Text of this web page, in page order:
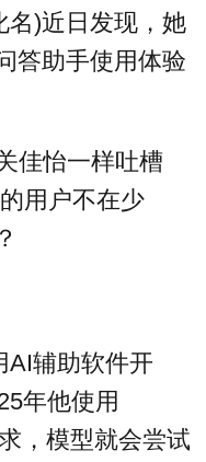
名)近日发现，她
答助手使用体验
佳怡一样吐槽
用户不在少
AI辅助软件开
年他使用
，模型就会尝试